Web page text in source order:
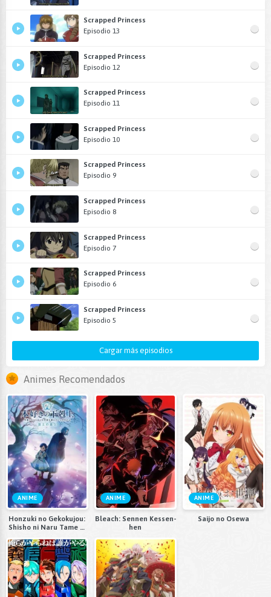
Scrapped Princess
Episodio 13
Scrapped Princess
Episodio 12
Scrapped Princess
Episodio 11
Scrapped Princess
Episodio 10
Scrapped Princess
Episodio 9
Scrapped Princess
Episodio 8
Scrapped Princess
Episodio 7
Scrapped Princess
Episodio 6
Scrapped Princess
Episodio 5
Cargar más episodios
Animes Recomendados
ANIME
Honzuki no Gekokujou:
Shisho ni Naru Tame ni
Erandeiraremasen 4th
Season
ANIME
Bleach: Sennen Kessen-
hen
ANIME
Saijo no Osewa